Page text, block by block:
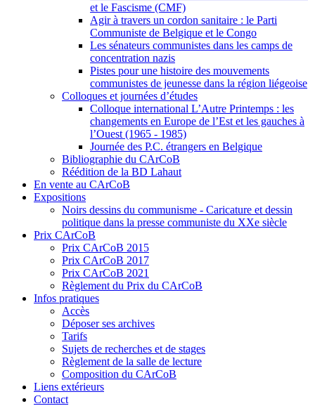
et le Fascisme (CMF)
Agir à travers un cordon sanitaire : le Parti
Communiste de Belgique et le Congo
Les sénateurs communistes dans les camps de
concentration nazis
Pistes pour une histoire des mouvements
communistes de jeunesse dans la région liégeoise
Colloques et journées d’études
Colloque international L’Autre Printemps : les
changements en Europe de l’Est et les gauches à
l’Ouest (1965 - 1985)
Journée des P.C. étrangers en Belgique
Bibliographie du CArCoB
Réédition de la BD Lahaut
En vente au CArCoB
Expositions
Noirs dessins du communisme - Caricature et dessin
politique dans la presse communiste du XXe siècle
Prix CArCoB
Prix CArCoB 2015
Prix CArCoB 2017
Prix CArCoB 2021
Règlement du Prix du CArCoB
Infos pratiques
Accès
Déposer ses archives
Tarifs
Sujets de recherches et de stages
Règlement de la salle de lecture
Composition du CArCoB
Liens extérieurs
Contact